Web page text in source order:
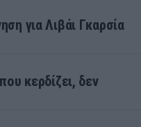
για Λιβάι Γκαρσία
κερδίζει, δεν